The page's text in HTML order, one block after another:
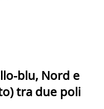
blu, Nord e
tra due poli